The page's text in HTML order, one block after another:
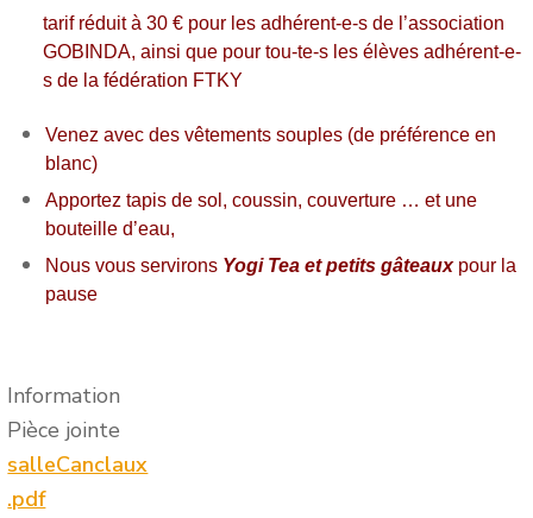
tarif réduit à 30 € pour les adhérent-e-s de l’association
GOBINDA, ainsi que pour tou-te-s les élèves adhérent-e-
s de la fédération FTKY
Venez avec des vêtements souples (de préférence en
blanc)
Apportez tapis de sol, coussin, couverture … et une
bouteille d’eau,
Nous vous servirons Yogi Tea et petits gâteauxpour la
pause
Information
Pièce jointe
salleCanclaux
.pdf